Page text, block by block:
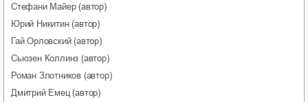
Стефани Майер(автор)
Юрий Никитин(автор)
Гай Орловский(автор)
Сьюзен Коллинз (автор)
Роман Злотников (автор)
Дмитрий Емец(автор)